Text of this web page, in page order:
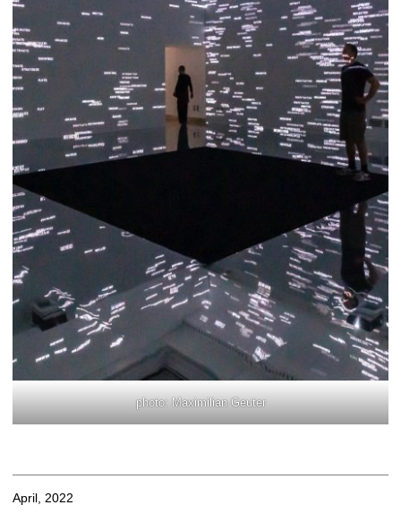
photo: Maximilian Geuter
April, 2022